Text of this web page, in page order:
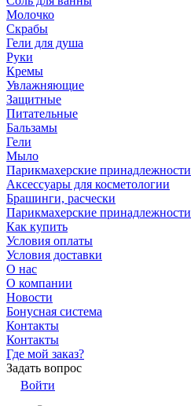
Молочко
Скрабы
Гели для душа
Руки
Кремы
Увлажняющие
Защитные
Питательные
Бальзамы
Гели
Мыло
Парикмахерские принадлежности
Аксессуары для косметологии
Брашинги, расчески
Парикмахерские принадлежности
Как купить
Условия оплаты
Условия доставки
О нас
О компании
Новости
Бонусная система
Контакты
Контакты
Где мой заказ?
Задать вопрос
Войти